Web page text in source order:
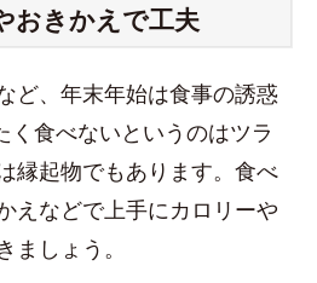
おきかえで工夫
ど、年末年始は食事の誘惑
食べないというのはツラ
縁起物でもあります。食べ
えなどで上手にカロリーや
ましょう。